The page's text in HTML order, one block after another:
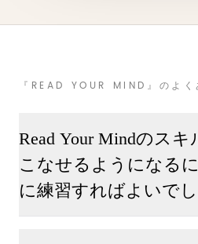
『READ YOUR MIND』のよく
Read Your Mindのス
こなせるようになる
に練習すればよいで